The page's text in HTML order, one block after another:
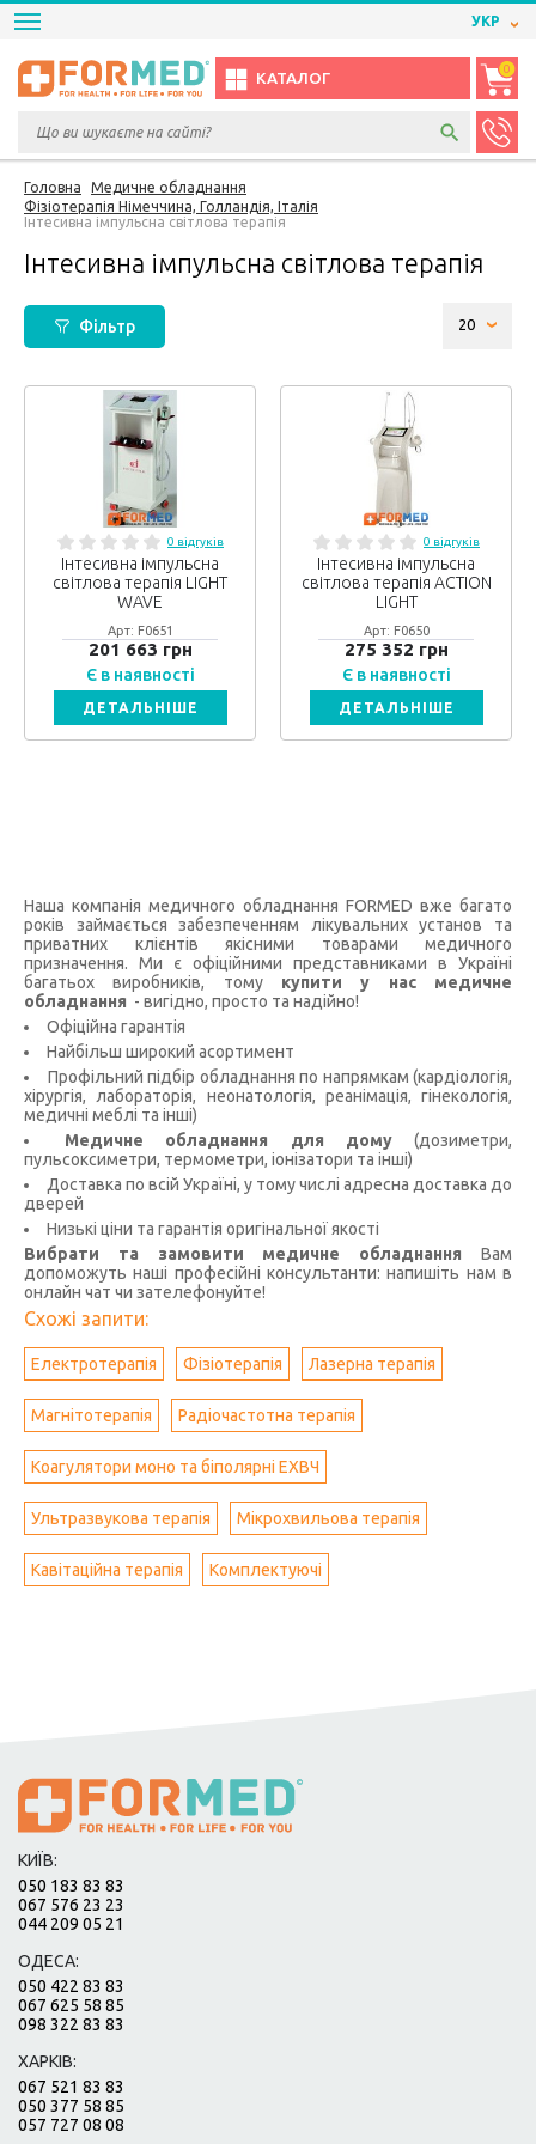
УКР
КАТАЛОГ
0
Головна
Медичне обладнання
Фізіотерапія Німеччина, Голландія, Італія
Інтесивна імпульсна світлова терапія
Інтесивна імпульсна світлова терапія
Фільтр
0 відгуків
Інтесивна імпульсна
світлова терапія LIGHT
WAVE
Арт: F0651
201 663 грн
Є в наявності
ДЕТАЛЬНІШЕ
0 відгуків
Інтесивна імпульсна
світлова терапія ACTION
LIGHT
Арт: F0650
275 352 грн
Є в наявності
ДЕТАЛЬНІШЕ
Наша компанія медичного обладнання FORMED вже багато
років займається забезпеченням лікувальних установ та
приватних клієнтів якісними товарами медичного
призначення. Ми є офіційними представниками в Україні
багатьох виробників, тому купити у нас медичне
обладнання - вигідно, просто та надійно!
Офіційна гарантія
Найбільш широкий асортимент
Профільний підбір обладнання по напрямкам (кардіологія,
хірургія, лабораторія, неонатологія, реанімація, гінекологія,
медичні меблі та інші)
Медичне обладнання для дому(дозиметри,
пульсоксиметри, термометри, іонізатори та інші)
Доставка по всій Україні, у тому числі адресна доставка до
дверей
Низькі ціни та гарантія оригінальної якості
Вибрати та замовити медичне обладнання Вам
допоможуть наші професійні консультанти: напишіть нам в
онлайн чат чи зателефонуйте!
Схожі запити:
Електротерапія Фізіотерапія Лазерна терапія
Магнітотерапія Радіочастотна терапія
Коагулятори моно та біполярні ЕХВЧ
Ультразвукова терапія Мікрохвильова терапія
Кавітаційна терапія Комплектуючі
КИЇВ:
050 183 83 83
067 576 23 23
044 209 05 21
ОДЕСА:
050 422 83 83
067 625 58 85
098 322 83 83
ХАРКІВ:
067 521 83 83
050 377 58 85
057 727 08 08